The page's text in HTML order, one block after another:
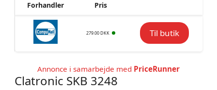
Forhandler Pris
279.00 DKK Til butik
Annonce i samarbejde med PriceRunner
Clatronic SKB 3248